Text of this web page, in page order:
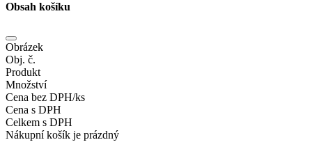
Obsah košíku
Obrázek
Obj. č.
Produkt
Množství
Cena bez DPH/ks
Cena s DPH
Celkem s DPH
Nákupní košík je prázdný